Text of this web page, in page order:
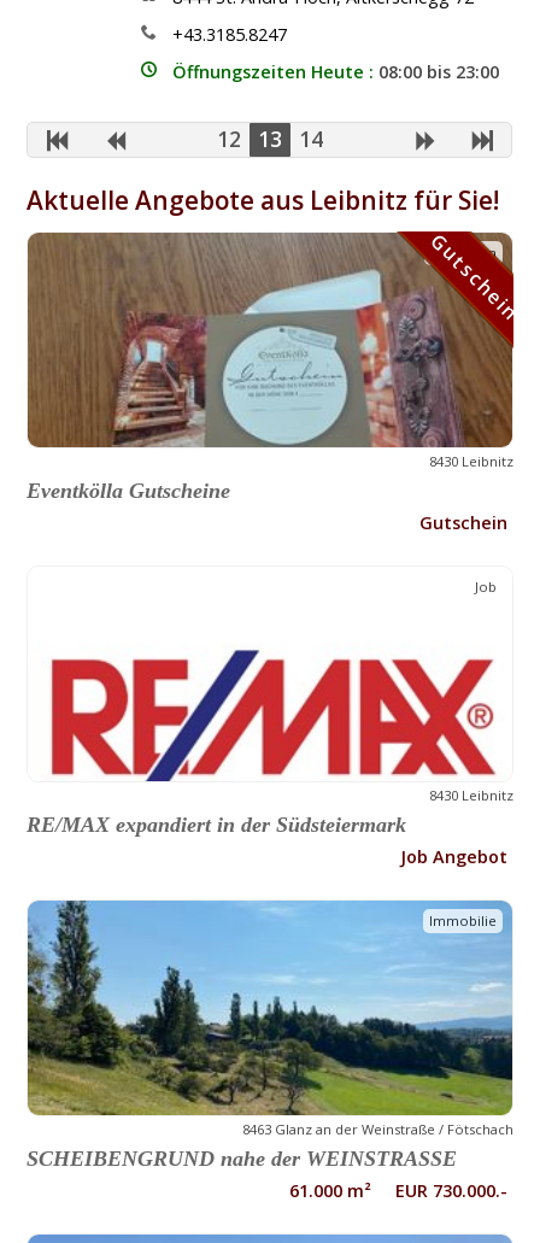
+43.3185.8247
Öffnungszeiten Heute : 08:00 bis 23:00
12 13 14
Aktuelle Angebote aus Leibnitz für Sie!
Gutschein
8430 Leibnitz
Eventkölla Gutscheine
Gutschein
Gutschein
Job
8430 Leibnitz
RE/MAX expandiert in der Südsteiermark
Job Angebot
Immobilie
8463 Glanz an der Weinstraße / Fötschach
SCHEIBENGRUND nahe der WEINSTRASSE
61.000 m² EUR 730.000.-